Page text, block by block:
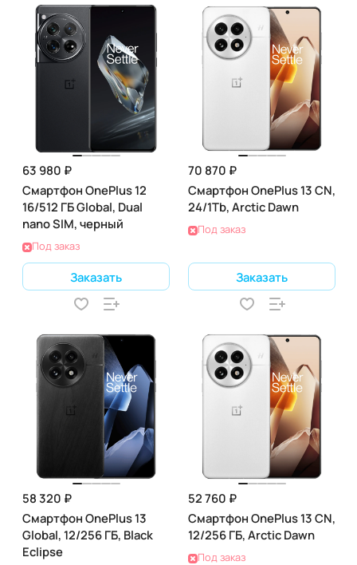
63 980 ₽
Смартфон OnePlus 12
16/512 ГБ Global, Dual
nano SIM, черный
Под заказ
Заказать
70 870 ₽
Смартфон OnePlus 13 CN,
24/1Tb, Arctic Dawn
Под заказ
Заказать
58 320 ₽
Смартфон OnePlus 13
Global, 12/256 ГБ, Black
Eclipse
52 760 ₽
Смартфон OnePlus 13 CN,
12/256 ГБ, Arctic Dawn
Под заказ